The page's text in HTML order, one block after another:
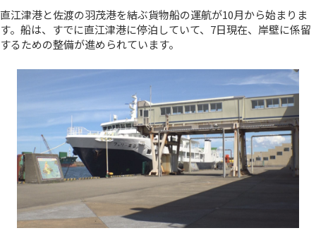
直江津港と佐渡の羽茂港を結ぶ貨物船の運航が10月から始まりま
す。船は、すでに直江津港に停泊していて、7日現在、岸壁に係留
するための整備が進められています。